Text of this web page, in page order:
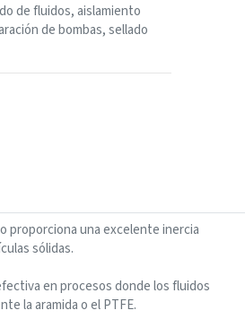
de fluidos, aislamiento
de bombas, sellado
proporciona una excelente inercia
sólidas.
en procesos donde los fluidos
la aramida o el PTFE.